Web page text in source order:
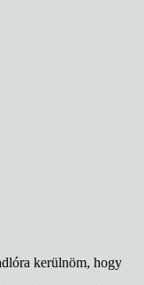
kerülnöm, hogy